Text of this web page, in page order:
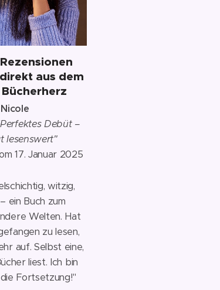
aus dem
Nicole
Debüt –
lesenswert"
17. Januar 2025
witzig,
ein Buch zum
Welten. Hat
zu lesen,
auf. Selbst eine,
liest. Ich bin
Fortsetzung!"